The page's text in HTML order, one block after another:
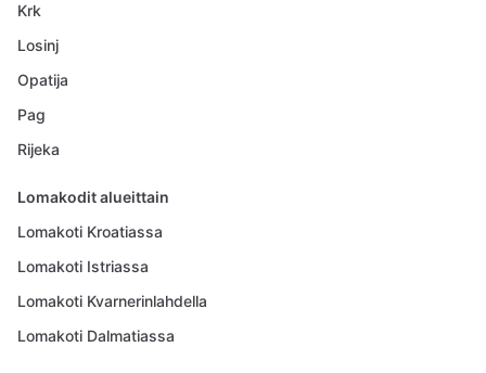
Krk
Losinj
Opatija
Pag
Rijeka
Lomakodit alueittain
Lomakoti Kroatiassa
Lomakoti Istriassa
Lomakoti Kvarnerinlahdella
Lomakoti Dalmatiassa